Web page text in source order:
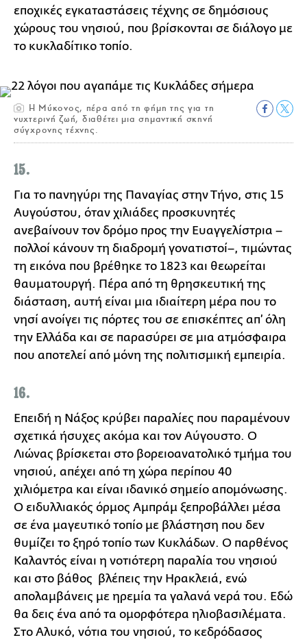
εποχικές εγκαταστάσεις τέχνης σε δημόσιους
χώρους του νησιού, που βρίσκονται σε διάλογο με
το κυκλαδίτικο τοπίο.
H Μύκονος, πέρα από τη φήμη της για τη
νυχτερινή ζωή, διαθέτει μια σημαντική σκηνή
σύγχρονης τέχνης.
15.
Για το πανηγύρι της Παναγίας στην Τήνο, στις 15
Αυγούστου, όταν χιλιάδες προσκυνητές
ανεβαίνουν τον δρόμο προς την Ευαγγελίστρια –
πολλοί κάνουν τη διαδρομή γονατιστοί–, τιμώντας
τη εικόνα που βρέθηκε το 1823 και θεωρείται
θαυματουργή. Πέρα από τη θρησκευτική της
διάσταση, αυτή είναι μια ιδιαίτερη μέρα που το
νησί ανοίγει τις πόρτες του σε επισκέπτες απ’ όλη
την Ελλάδα και σε παρασύρει σε μια ατμόσφαιρα
που αποτελεί από μόνη της πολιτισμική εμπειρία.
16.
Επειδή η Νάξος κρύβει παραλίες που παραμένουν
σχετικά ήσυχες ακόμα και τον Αύγουστο. Ο
Λιώνας βρίσκεται στο βορειοανατολικό τμήμα του
νησιού, απέχει από τη χώρα περίπου 40
χιλιόμετρα και είναι ιδανικό σημείο απομόνωσης.
Ο ειδυλλιακός όρμος Αμπράμ ξεπροβάλλει μέσα
σε ένα μαγευτικό τοπίο με βλάστηση που δεν
θυμίζει το ξηρό τοπίο των Κυκλάδων. Ο παρθένος
Καλαντός είναι η νοτιότερη παραλία του νησιού
και στο βάθος βλέπεις την Ηρακλειά, ενώ
απολαμβάνεις με ηρεμία τα γαλανά νερά του. Εδώ
θα δεις ένα από τα ομορφότερα ηλιοβασιλέματα.
Στο Αλυκό, νότια του νησιού, το κεδρόδασος